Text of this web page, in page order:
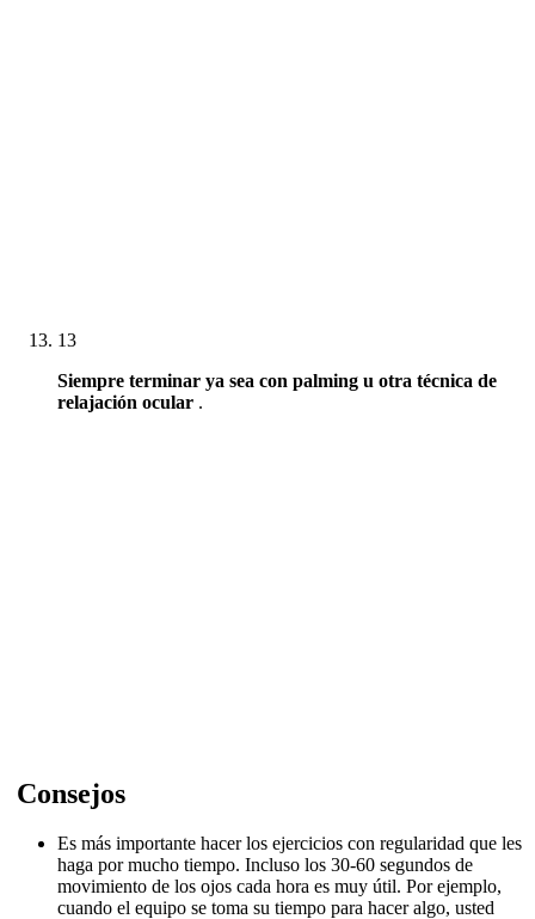
13
Siempre terminar ya sea con palming u otra técnica de
relajación ocular .
Consejos
Es más importante hacer los ejercicios con regularidad que les
haga por mucho tiempo. Incluso los 30-60 segundos de
movimiento de los ojos cada hora es muy útil. Por ejemplo,
cuando el equipo se toma su tiempo para hacer algo, usted